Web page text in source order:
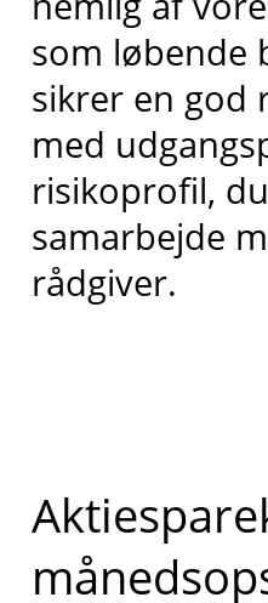
som løbende
sikrer en god
med
risikoprofil,
samarbejde
rådgiver.